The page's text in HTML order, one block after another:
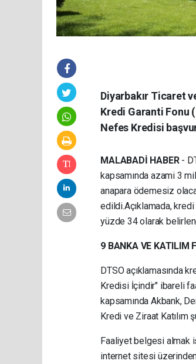
Diyarbakır Ticaret
Kredi Garanti Fonu
Nefes Kredisi
MALABADİ HABER-
kapsamında azami 3
anapara ödemesiz
edildi.Açıklamada,
yüzde 34 olarak
9 BANKA VE KATILIM
DTSO açıklamasında
Kredisi İçindir" ibareli
kapsamında Akbank,
Kredi ve Ziraat Katılım
Faaliyet belgesi almak
internet sitesi